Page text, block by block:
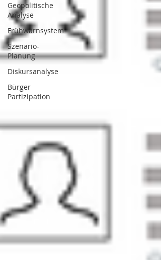
Geopolitische
Analyse
Frühwarnsystem
Szenario-
Planung
Diskursanalyse
Bürger
Partizipation